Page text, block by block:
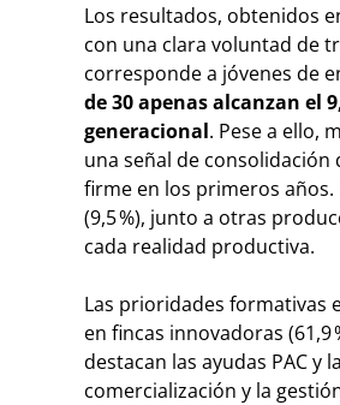
Los resultados, obtenidos
con una clara voluntad de
corresponde a jóvenes de
de 30 apenas alcanzan el
generacional. Pese a ello,
una señal de
firme en los primeros años.
(9,5 %), junto a otras
cada realidad productiva.
Las prioridades formativas
en fincas innovadoras (61,9
destacan las ayudas PAC y
comercialización y la